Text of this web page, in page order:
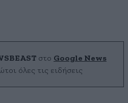
στο Google News
όλες τις ειδήσεις